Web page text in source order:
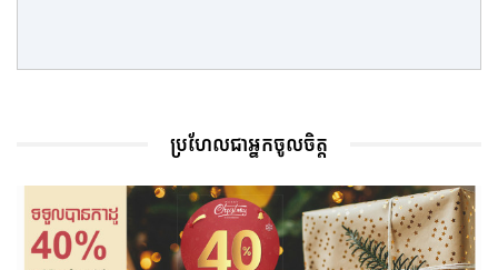
ប្រហែលជាអ្នកចូលចិត្ត